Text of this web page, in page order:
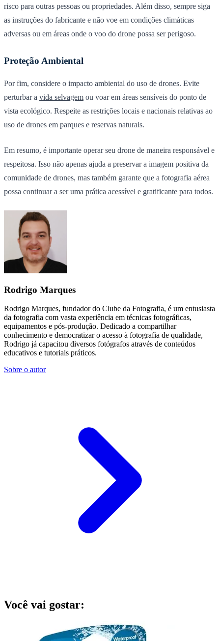
risco para outras pessoas ou propriedades. Além disso, sempre siga
as instruções do fabricante e não voe em condições climáticas
adversas ou em áreas onde o voo do drone possa ser perigoso.
Proteção Ambiental
Por fim, considere o impacto ambiental do uso de drones. Evite
perturbar a vida selvagem ou voar em áreas sensíveis do ponto de
vista ecológico. Respeite as restrições locais e nacionais relativas ao
uso de drones em parques e reservas naturais.
Em resumo, é importante operar seu drone de maneira responsável e
respeitosa. Isso não apenas ajuda a preservar a imagem positiva da
comunidade de drones, mas também garante que a fotografia aérea
possa continuar a ser uma prática acessível e gratificante para todos.
Rodrigo Marques
Rodrigo Marques, fundador do Clube da Fotografia, é um entusiasta
da fotografia com vasta experiência em técnicas fotográficas,
equipamentos e pós-produção. Dedicado a compartilhar
conhecimento e democratizar o acesso à fotografia de qualidade,
Rodrigo já capacitou diversos fotógrafos através de conteúdos
educativos e tutoriais práticos.
Sobre o autor
Você vai gostar: